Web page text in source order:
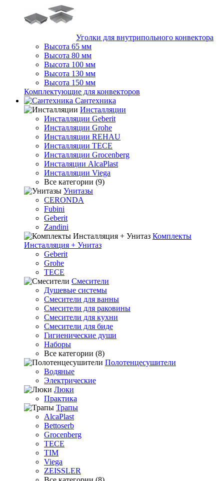
Уголки для внутрипольного конвектора
Высота 65 мм
Высота 80 мм
Высота 100 мм
Высота 130 мм
Высота 150 мм
Комплектующие для конвекторов
Сантехника
Инсталляции
Инсталляции Geberit
Инсталляции Grohe
Инсталляции REHAU
Инсталляции TECE
Инсталляции Grocenberg
Инсталяции AlcaPlast
Инсталляции Viega
Все категории (9)
Унитазы
CERONDA
Fubini
Geberit
Zandini
Комплекты
Инсталляция + Унитаз
Geberit
Grohe
TECE
Смесители
Душевые системы
Смесители для ванны
Смесители для раковины
Смесители для кухни
Смесители для биде
Гигиенические души
Наборы
Все категории (8)
Полотенцесушители
Водяные
Электрические
Люки
Практика
Трапы
AlcaPlast
Bettoserb
Grocenberg
TECE
TIM
Viega
ZEISSLER